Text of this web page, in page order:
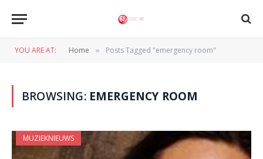
YOU ARE AT: Home » Posts Tagged "emergency room"
BROWSING: EMERGENCY ROOM
MUZIEKNIEUWS